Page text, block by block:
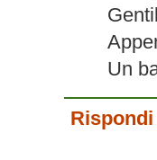
Un
Rispondi